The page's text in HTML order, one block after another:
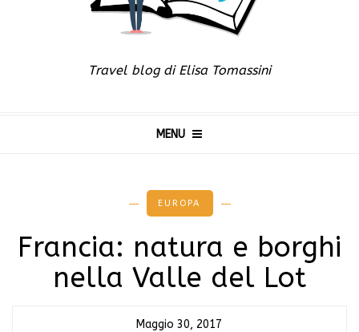
Travel blog di Elisa Tomassini
MENU
EUROPA
Francia: natura e borghi
nella Valle del Lot
Maggio 30, 2017